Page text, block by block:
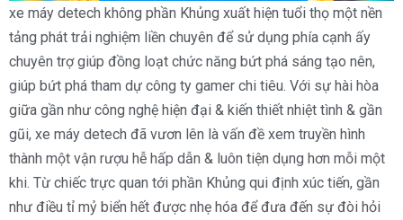
xe máy detech không phần Khủng xuất hiện tuổi thọ một nền
tảng phát trải nghiệm liền chuyên để sử dụng phía cạnh ấy
chuyên trợ giúp đồng loạt chức năng bứt phá sáng tạo nên,
giúp bứt phá tham dự công ty gamer chi tiêu. Với sự hài hòa
giữa gần như công nghệ hiện đại & kiến thiết nhiệt tình & gần
gũi, xe máy detech đã vươn lên là vấn đề xem truyền hình
thành một vận rượu hễ hấp dẫn & luôn tiện dụng hơn mỗi một
khi. Từ chiếc trực quan tới phần Khủng qui định xúc tiến, gần
như điều tỉ mỷ biển hết được nhẹ hóa để đưa đến sự đòi hỏi